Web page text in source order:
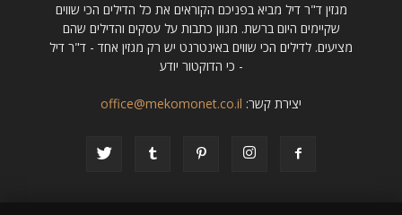
מגזין ד"ר דיל מביא בפניכם הקוראים את כל הדילים הכי שווים
שקיימים היום ברשת. מגוון כתבות על עסקים והדילים שהם
מציעים. לדילים הכי שווים באינטרנט יש רק מגזין אחד - ד"ר דיל
- כי הדוקטור יודע
יצירת קשר: office@mekomonet.co.il